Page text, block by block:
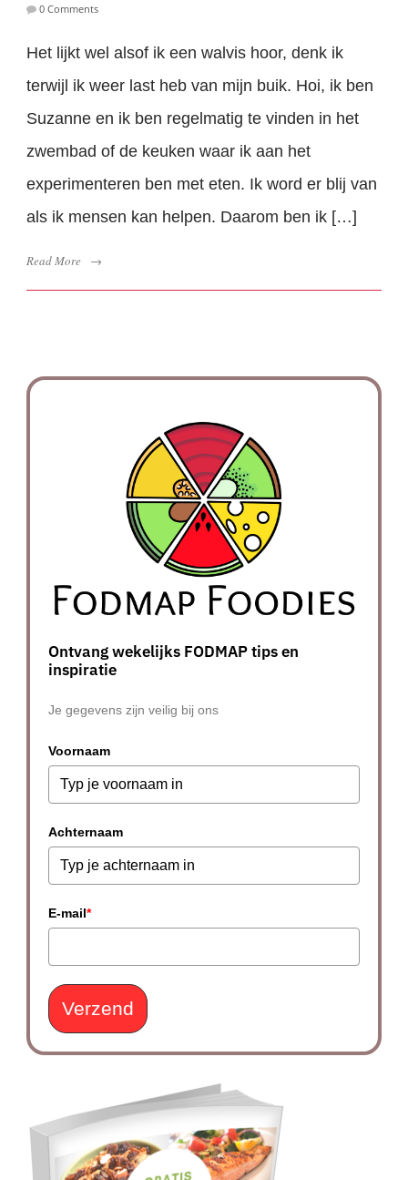
0 Comments
Het lijkt wel alsof ik een walvis hoor, denk ik
terwijl ik weer last heb van mijn buik. Hoi, ik ben
Suzanne en ik ben regelmatig te vinden in het
zwembad of de keuken waar ik aan het
experimenteren ben met eten. Ik word er blij van
als ik mensen kan helpen. Daarom ben ik […]
Read More →
Ontvang wekelijks FODMAP tips en
inspiratie
Je gegevens zijn veilig bij ons
Voornaam
Achternaam
E-mail*
Verzend